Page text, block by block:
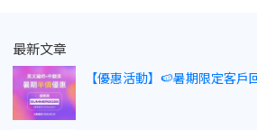
最新文章
【優惠活動】🍉暑期限定客戶